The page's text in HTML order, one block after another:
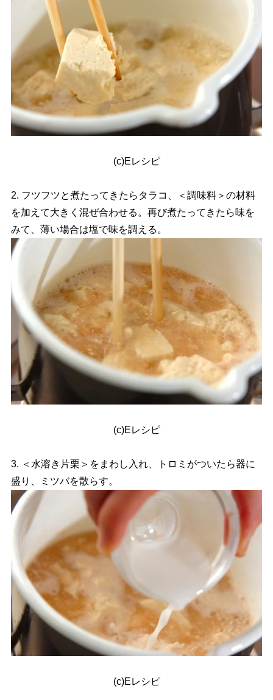
(c)Eレシピ
2. フツフツと煮たってきたらタラコ、＜調味料＞の材料
を加えて大きく混ぜ合わせる。再び煮たってきたら味を
みて、薄い場合は塩で味を調える。
(c)Eレシピ
3. ＜水溶き片栗＞をまわし入れ、トロミがついたら器に
盛り、ミツバを散らす。
(c)Eレシピ